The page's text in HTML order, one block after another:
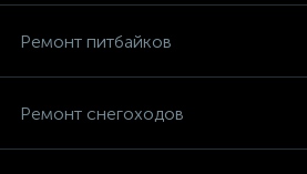
Ремонт питбайков
Ремонт снегоходов